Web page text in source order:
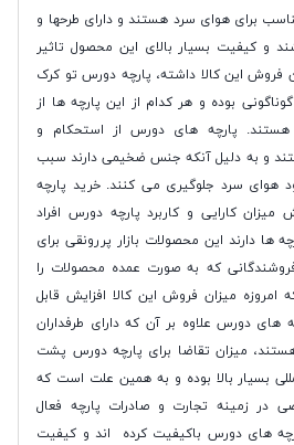
برای هوای سرد هستند و دارای طرحها و
و کیفیت بسیار بالای این محصول تاثیر
فروش این کالا داشته، پارچه دورس تو کرک
گوناگونی بوده و هر کدام از این پارچه ها از
هستند. پارچه های دورس از استحکام و
و به دلیل آنکه جنس ضخیمی دارند سبب
هوای سرد جلوگیری می کنند. خرید پارچه
میزان کارایی و کاربرد پارچه دورس افراد
ها دارند این محصولات بازار پررونقی برای
که به صورت عمده محصولات را
میزان فروش این کالا افزایش قابل
های دورس علاوه بر آن که دارای طرفداران
هستند، میزان تقاضا برای پارچه دورس پشت
بسیار بالا بوده و به همین علت است که
در زمینه تجارت و صادرات پارچه فعال
های دورس باکیفیت کرده اند و کیفیت